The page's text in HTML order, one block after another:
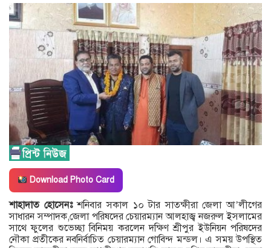
Download Photo Card
শাহাদাত হোসেনঃশনিবার সকাল ১০ টার সাতক্ষীরা জেলা আ’লীগের
সাধারন সম্পাদক,জেলা পরিষদের চেয়ারম্যান আলহাজ্ব নজরুল ইসলামের
সাথে ফুলের শুভেচ্ছা বিনিময় করলেন দক্ষিণ শ্রীপুর ইউনিয়ন পরিষদের
নৌকা প্রতীকের নবনির্বাচিত চেয়ারম্যান গোবিন্দ মন্ডল। এ সময় উপস্থিত